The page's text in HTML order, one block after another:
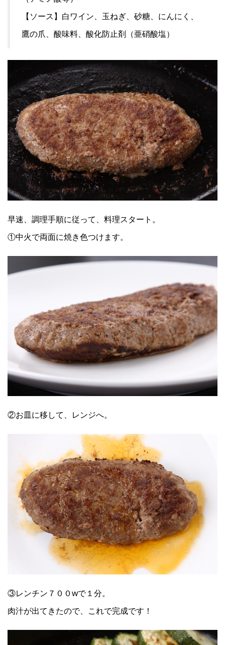
【ソース】白ワイン、玉ねぎ、砂糖、にんにく、
鷹の爪、酸味料、酸化防止剤（亜硝酸塩）
早速、調理手順に従って、料理スタート。
①中火で両面に焼き色つけます。
②お皿に移して、レンジへ。
③レンチン７００wで１分。
肉汁が出てきたので、これで完成です！